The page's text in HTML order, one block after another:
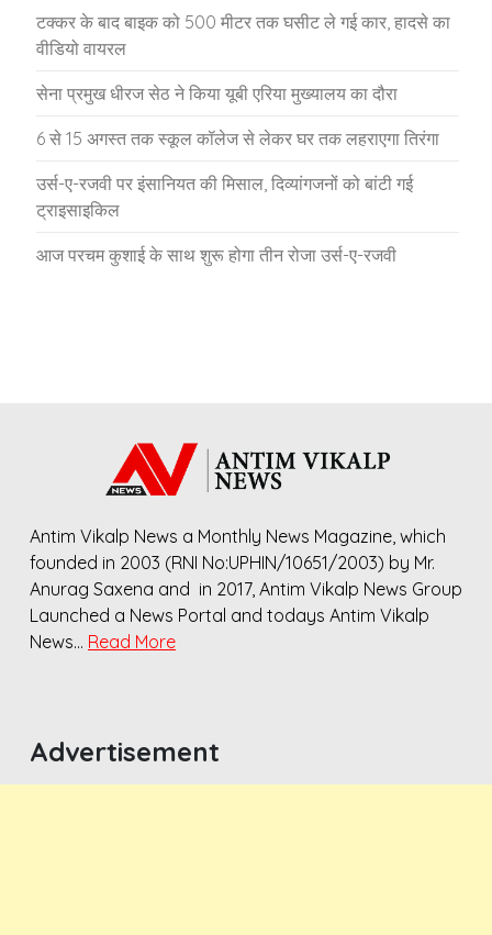
टक्कर के बाद बाइक को 500 मीटर तक घसीट ले गई कार, हादसे का
वीडियो वायरल
सेना प्रमुख धीरज सेठ ने किया यूबी एरिया मुख्यालय का दौरा
6 से 15 अगस्त तक स्कूल कॉलेज से लेकर घर तक लहराएगा तिरंगा
उर्स-ए-रजवी पर इंसानियत की मिसाल, दिव्यांगजनों को बांटी गई
ट्राइसाइकिल
आज परचम कुशाई के साथ शुरू होगा तीन रोजा उर्स-ए-रजवी
Antim Vikalp News a Monthly News Magazine, which
founded in 2003 (RNI No:UPHIN/10651/2003) by Mr.
Anurag Saxena and in 2017, Antim Vikalp News Group
Launched a News Portal and todays Antim Vikalp
News… Read More
Advertisement